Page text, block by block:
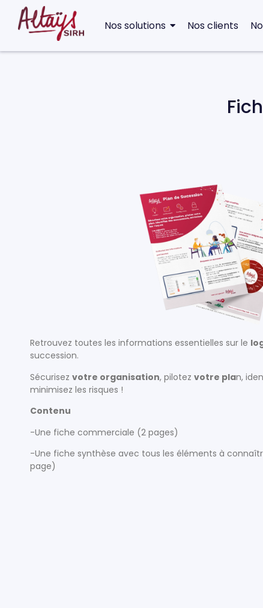
Nos solutions Nos clients
Retrouvez toutes les informations essentielles sur le
succession.
Sécurisez votre organisation, pilotez votre plan,
minimisez les risques !
Contenu
-Une fiche commerciale (2 pages)
-Une fiche synthèse avec tous les éléments à
page)